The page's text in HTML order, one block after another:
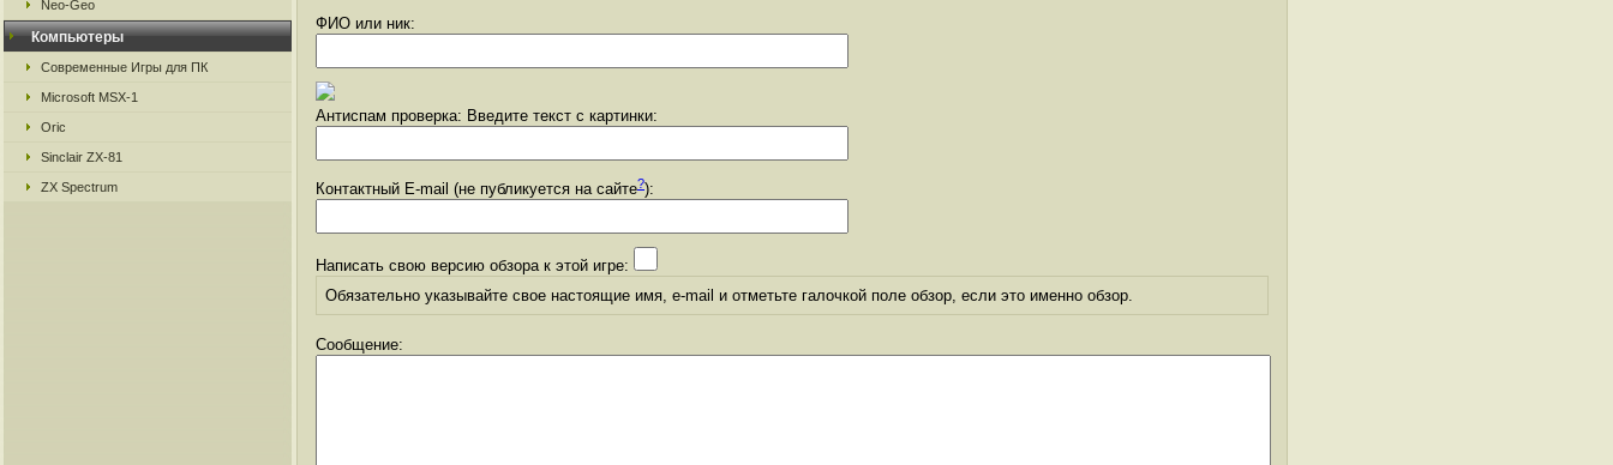
Neo-Geo
Компьютеры
Современные Игры для ПК
Microsoft MSX-1
Oric
Sinclair ZX-81
ZX Spectrum
ФИО или ник:
Антиспам проверка: Введите текст с картинки:
Контактный E-mail (не публикуется на сайте?):
Написать свою версию обзора к этой игре:
Обязательно указывайте свое настоящие имя, e-mail и отметьте галочкой поле обзор, если это именно обзор.
Сообщение: